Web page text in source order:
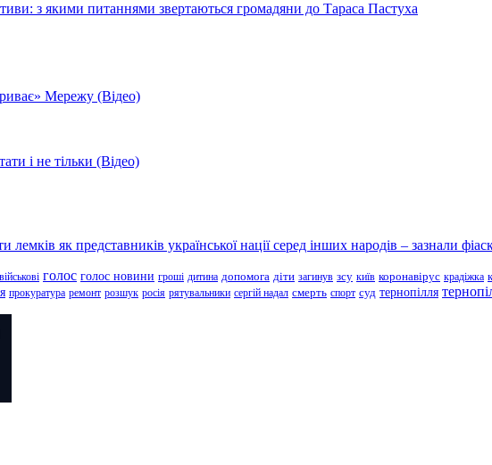
з якими питаннями звертаються громадяни до Тараса Пастуха
Мережу (Відео)
і не тільки (Відео)
як представників української нації серед інших народів – зазнали
військові голос голос новини гроші дитина допомога діти загинув зсу київ коронавірус крадіжка
прокуратура ремонт розшук росія рятувальники сергій надал смерть спорт суд тернопілля